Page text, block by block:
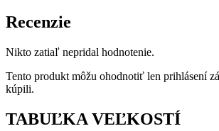
Recenzie
Nikto zatiaľ nepridal hodnotenie.
Tento produkt môžu ohodnotiť len prihlásení
kúpili.
TABUĽKA VEĽKOSTÍ